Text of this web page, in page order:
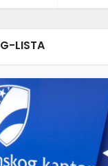
LISTA